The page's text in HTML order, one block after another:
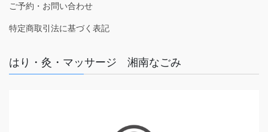
ご予約・お問い合わせ
特定商取引法に基づく表記
はり・灸・マッサージ 湘南なごみ